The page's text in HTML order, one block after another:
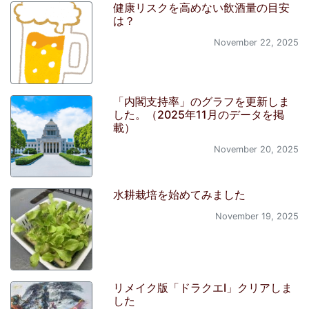
健康リスクを高めない飲酒量の目安
は？
November 22, 2025
「内閣支持率」のグラフを更新しま
した。（2025年11月のデータを掲
載）
November 20, 2025
水耕栽培を始めてみました
November 19, 2025
リメイク版「ドラクエI」クリアしま
した